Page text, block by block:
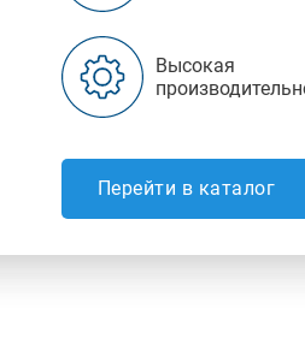
Высокая
Перейти в каталог